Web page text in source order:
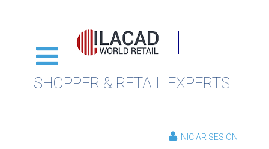
SHOPPER & RETAIL EXPERTS
INICIAR SESIÓN